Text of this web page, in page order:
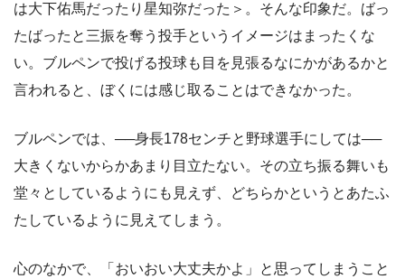
は大下佑馬だったり星知弥だった＞。そんな印象だ。ばっ
たばったと三振を奪う投手というイメージはまったくな
い。ブルペンで投げる投球も目を見張るなにかがあるかと
言われると、ぼくには感じ取ることはできなかった。
ブルペンでは、──身長178センチと野球選手にしては──
大きくないからかあまり目立たない。その立ち振る舞いも
堂々としているようにも見えず、どちらかというとあたふ
たしているように見えてしまう。
心のなかで、「おいおい大丈夫かよ」と思ってしまうこと